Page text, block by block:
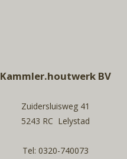
Kammler.houtwerk BV
Zuidersluisweg 41
5243 RC Lelystad
Tel: 0320-740073